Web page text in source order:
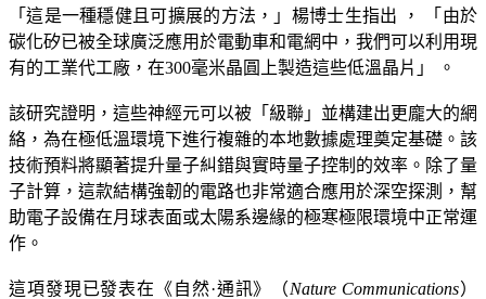
「這是一種穩健且可擴展的方法，」楊博士生指出 ， 「由於
碳化矽已被全球廣泛應用於電動車和電網中，我們可以利用現
有的工業代工廠，在300毫米晶圓上製造這些低溫晶片」 。
該研究證明，這些神經元可以被「級聯」並構建出更龐大的網
絡，為在極低溫環境下進行複雜的本地數據處理奠定基礎。該
技術預料將顯著提升量子糾錯與實時量子控制的效率。除了量
子計算，這款結構強韌的電路也非常適合應用於深空探測，幫
助電子設備在月球表面或太陽系邊緣的極寒極限環境中正常運
作。
這項發現已發表在《自然·通訊》（Nature Communications）